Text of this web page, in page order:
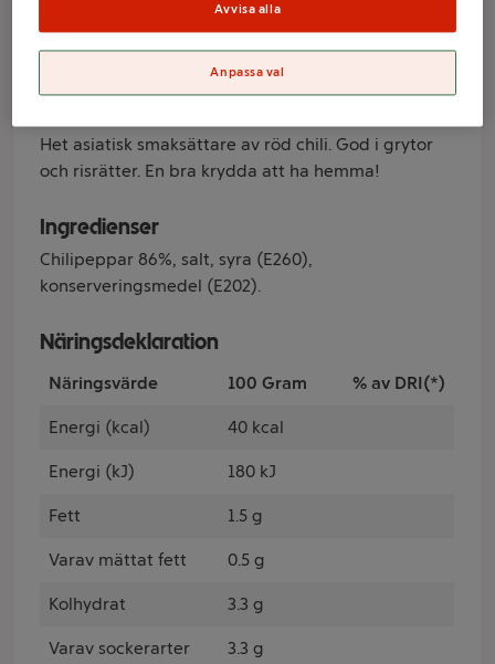
ICA Asia
Het asiatisk smaksättare av röd chili. God i grytor
och risrätter. En bra krydda att ha hemma!
Ingredienser
Chilipeppar 86%, salt, syra (E260),
konserveringsmedel (E202).
Näringsdeklaration
Näringsvärde 100 Gram % av DRI(*)
Energi (kcal) 40 kcal
Energi (kJ) 180 kJ
Fett 1.5 g
Varav mättat fett 0.5 g
Kolhydrat 3.3 g
Varav sockerarter 3.3 g
Avvisa alla
Anpassa val